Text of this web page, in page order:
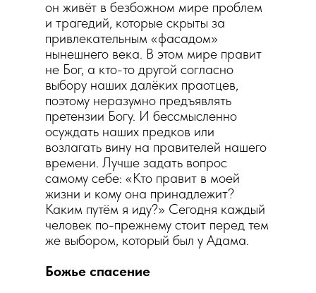
он живёт в безбожном мире проблем
и трагедий, которые скрыты за
привлекательным «фасадом»
нынешнего века. В этом мире правит
не Бог, а кто-то другой согласно
выбору наших далёких праотцев,
поэтому неразумно предъявлять
претензии Богу. И бессмысленно
осуждать наших предков или
возлагать вину на правителей нашего
времени. Лучше задать вопрос
самому себе: «Кто правит в моей
жизни и кому она принадлежит?
Каким путём я иду?» Сегодня каждый
человек по-прежнему стоит перед тем
же выбором, который был у Адама.
Божье спасение